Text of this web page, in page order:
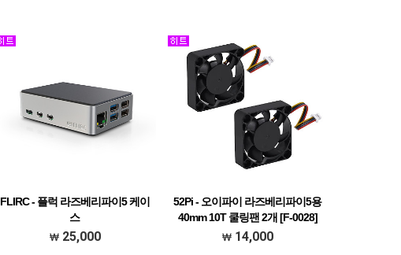
FLIRC - 플럭 라즈베리파이5 케이
스
25,000
52Pi - 오이파이 라즈베리파이5용
40mm 10T 쿨링팬 2개 [F-0028]
14,000